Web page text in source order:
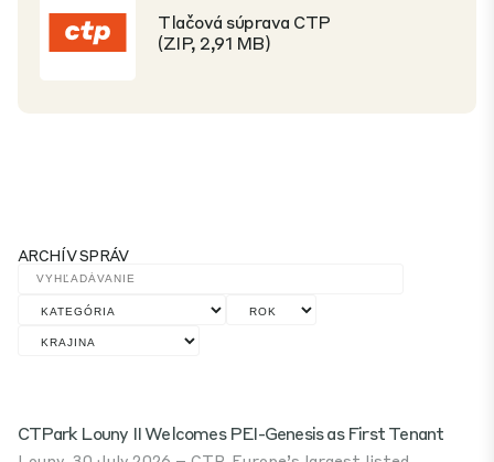
Tlačová súprava CTP
(ZIP, 2,91 MB)
ARCHÍV SPRÁV
CTPark Louny II Welcomes PEI-Genesis as First Tenant